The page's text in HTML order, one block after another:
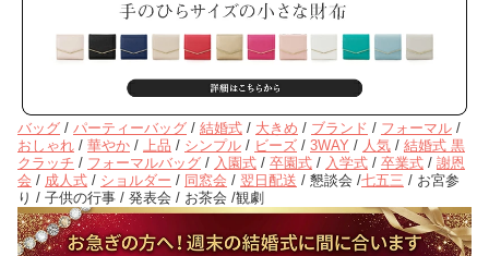
バッグ / パーティーバッグ / 結婚式 / 大きめ / ブランド / フォーマル /
おしゃれ / 華やか / 上品 / シンプル / ビーズ / 3WAY / 人気 / 結婚式 黒
クラッチ / フォーマルバッグ / 入園式 / 卒園式 / 入学式 / 卒業式 / 謝恩
会 / 成人式 / ショルダー / 同窓会 / 翌日配送 / 懇談会 /七五三 / お宮参
り / 子供の行事 / 発表会 / お茶会 /観劇